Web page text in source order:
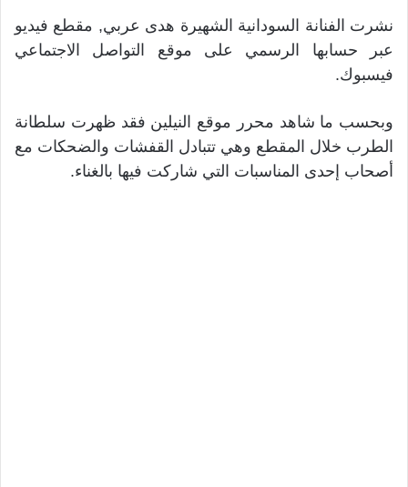
نشرت الفنانة السودانية الشهيرة هدى عربي, مقطع فيديو
عبر حسابها الرسمي على موقع التواصل الاجتماعي
فيسبوك.
وبحسب ما شاهد محرر موقع النيلين فقد ظهرت سلطانة
الطرب خلال المقطع وهي تتبادل القفشات والضحكات مع
أصحاب إحدى المناسبات التي شاركت فيها بالغناء.